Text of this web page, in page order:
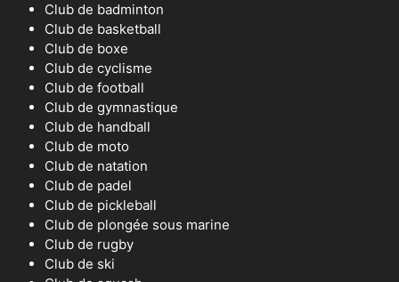
Club de badminton
Club de basketball
Club de boxe
Club de cyclisme
Club de football
Club de gymnastique
Club de handball
Club de moto
Club de natation
Club de padel
Club de pickleball
Club de plongée sous marine
Club de rugby
Club de ski